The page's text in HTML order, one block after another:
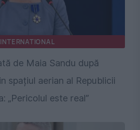
INTERNATIONAL
de Maia Sandu după
spațiul aerian al Republicii
„Pericolul este real”